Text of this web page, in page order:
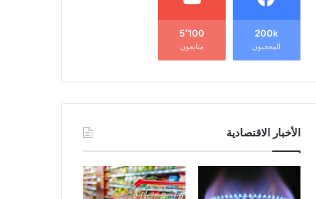
200k
المعجبون
5٬100
متابعون
الأخبار الاقتصادية